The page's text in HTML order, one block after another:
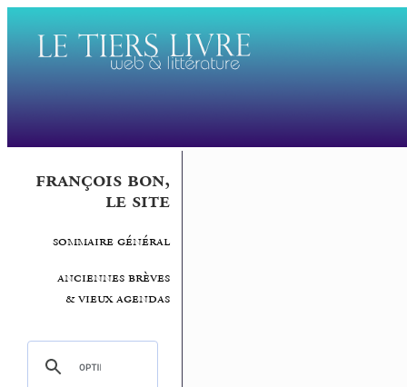
françois bon,
le site
sommaire général
anciennes brèves
& vieux agendas